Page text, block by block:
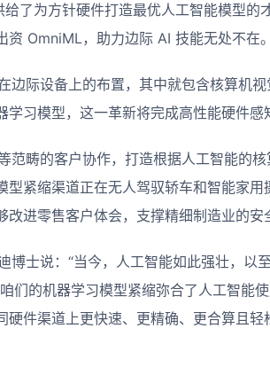
给了为方针硬件打造最优人工智能模型的
资 OmniML，助力边际 AI 技能无处不在
边际设备上的布置，其中就包含核算机
习模型，这一革新将完成高性能硬件感
畴的客户协作，打造根据人工智能的核
型紧缩渠道正在无人驾驭轿车和智能家
进零售客户体会，支撑精细制造业的安
博士说：“当今，人工智能如此强壮，以
们的机器学习模型紧缩弥合了人工智能
件渠道上更快速、更精确、更合算且